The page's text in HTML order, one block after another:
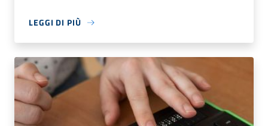
LEGGI DI PIÙ